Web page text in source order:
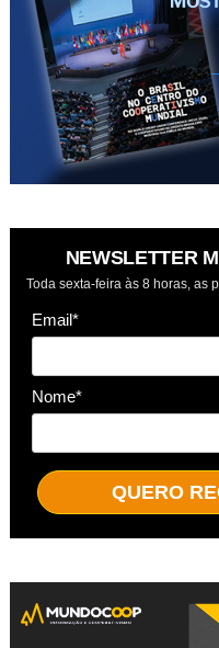
NEWSLETTER
Toda sexta-feira às 8 horas, as
Email*
Nome*
QUERO